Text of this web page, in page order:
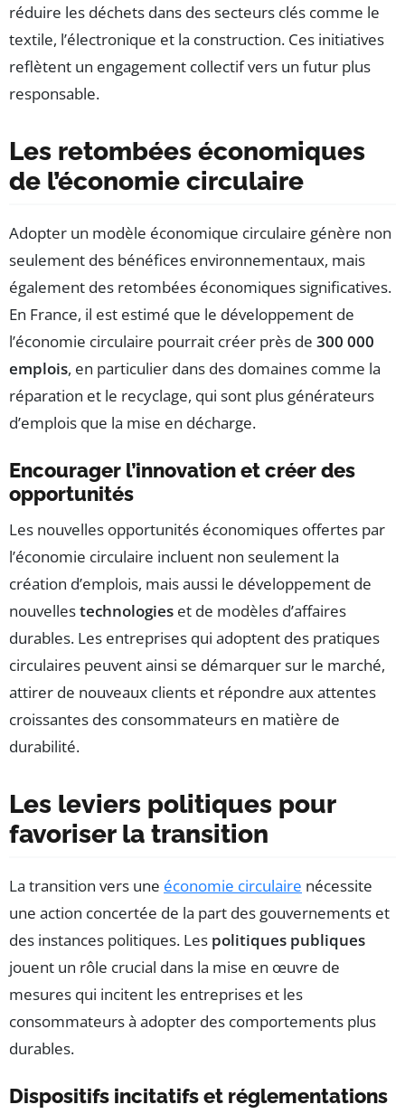
réduire les déchets dans des secteurs clés comme le
textile, l’électronique et la construction. Ces initiatives
reflètent un engagement collectif vers un futur plus
responsable.
Les retombées économiques
de l’économie circulaire
Adopter un modèle économique circulaire génère non
seulement des bénéfices environnementaux, mais
également des retombées économiques significatives.
En France, il est estimé que le développement de
l’économie circulaire pourrait créer près de 300 000
emplois, en particulier dans des domaines comme la
réparation et le recyclage, qui sont plus générateurs
d’emplois que la mise en décharge.
Encourager l’innovation et créer des
opportunités
Les nouvelles opportunités économiques offertes par
l’économie circulaire incluent non seulement la
création d’emplois, mais aussi le développement de
nouvellestechnologies et de modèles d’affaires
durables. Les entreprises qui adoptent des pratiques
circulaires peuvent ainsi se démarquer sur le marché,
attirer de nouveaux clients et répondre aux attentes
croissantes des consommateurs en matière de
durabilité.
Les leviers politiques pour
favoriser la transition
La transition vers une économie circulaire nécessite
une action concertée de la part des gouvernements et
des instances politiques. Les politiques publiques
jouent un rôle crucial dans la mise en œuvre de
mesures qui incitent les entreprises et les
consommateurs à adopter des comportements plus
durables.
Dispositifs incitatifs et réglementations